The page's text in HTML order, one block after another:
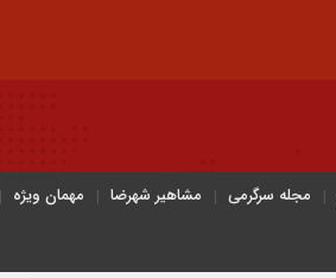
مجله سرگرمی مشاهیر شهرضا مهمان ویژه